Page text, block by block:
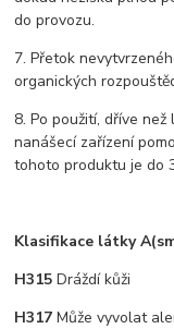
do provozu.
7. Přetok
organických
8. Po použití, dříve
nanášecí zařízení
tohoto produktu je do
Klasifikace látky
H315Dráždí kůži
H317Může vyvolat